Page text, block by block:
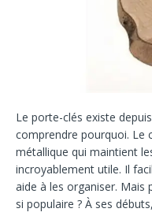
Le porte-clés existe
comprendre pourquoi. Le
métallique qui maintient
incroyablement utile. Il
aide à les organiser. Mais
si populaire ? À ses